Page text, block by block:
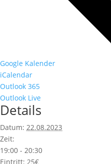
Google Kalender
iCalendar
Outlook 365
Outlook Live
Details
Datum: 22.08.2023
Zeit:
19:00 - 20:30
Eintritt: 25€